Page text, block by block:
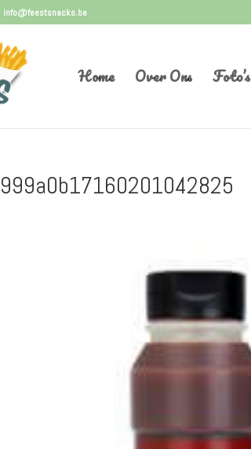
info@feestsnacks.be
Home Over Ons Foto’s